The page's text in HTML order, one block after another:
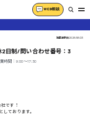
WEB相談
掲載更新日2026/06/23
日制/問い合わせ番号：3
時間：9:00〜17:30
です！
ております。